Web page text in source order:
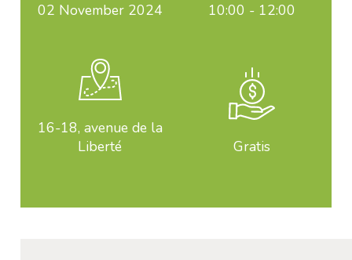
02 November 2024 10:00 - 12:00
16-18, avenue de la
Liberté
Gratis